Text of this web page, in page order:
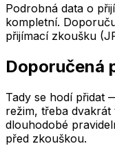
Podrobná data o
kompletní.
přijímací zkoušku
Doporučená
Tady se hodí přidat
režim, třeba
dlouhodobé
před zkouškou.